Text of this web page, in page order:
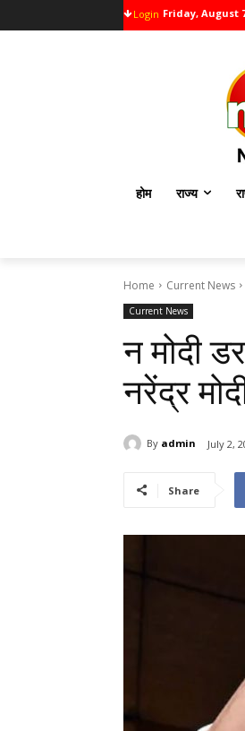
Login Friday, August
होम राज्य
Home Current News
Current News
न मोदी
नरेंद्र
By admin July 2,
Share